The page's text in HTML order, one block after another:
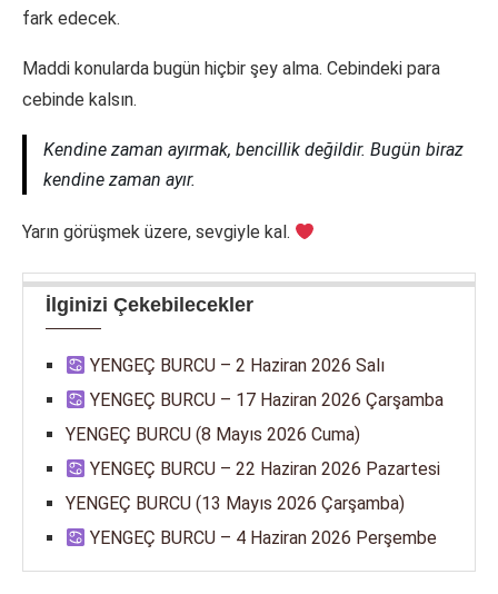
fark edecek.
Maddi konularda bugün hiçbir şey alma. Cebindeki para
cebinde kalsın.
Kendine zaman ayırmak, bencillik değildir. Bugün biraz
kendine zaman ayır.
Yarın görüşmek üzere, sevgiyle kal.
İlginizi Çekebilecekler
YENGEÇ BURCU – 2 Haziran 2026 Salı
YENGEÇ BURCU – 17 Haziran 2026 Çarşamba
YENGEÇ BURCU (8 Mayıs 2026 Cuma)
YENGEÇ BURCU – 22 Haziran 2026 Pazartesi
YENGEÇ BURCU (13 Mayıs 2026 Çarşamba)
YENGEÇ BURCU – 4 Haziran 2026 Perşembe